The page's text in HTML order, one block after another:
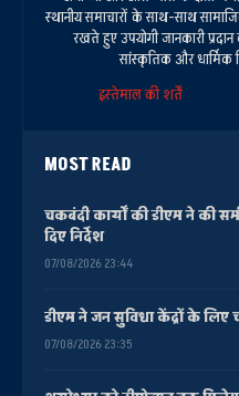
स्थानीय समाचारों के साथ-साथ
रखते हुए उपयोगी जानकारी
सांस्कृतिक और धार्मिक
इस्तेमाल की शर्तें
MOST READ
चकबंदी कार्यों की डीएम ने की
दिए निर्देश
07/08/2026 23:44
डीएम ने जन सुविधा केंद्रों के लिए
07/08/2026 23:35